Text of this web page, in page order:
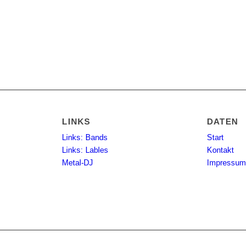
LINKS
Links: Bands
Links: Lables
Metal-DJ
DATEN
Start
Kontakt
Impressum